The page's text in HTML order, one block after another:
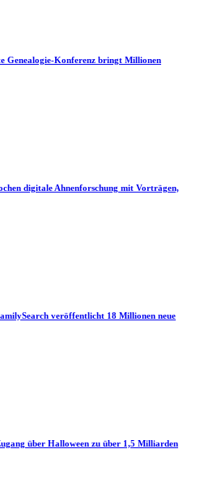
Genealogie-Konferenz bringt Millionen
digitale Ahnenforschung mit Vorträgen,
veröffentlicht 18 Millionen neue
über Halloween zu über 1,5 Milliarden